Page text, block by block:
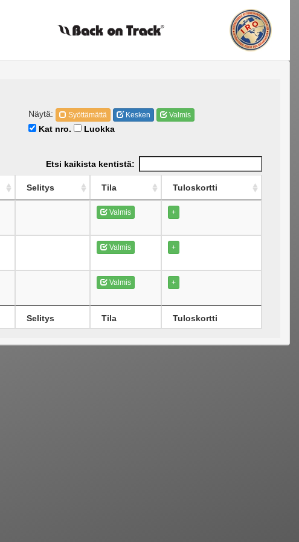
Näytä: Syöttämättä Kesken Valmis
Kat nro.
Luokka
Etsi kaikista kentistä:
Selitys Tila Tuloskortti
Valmis +
Valmis +
Valmis +
Selitys Tila Tuloskortti